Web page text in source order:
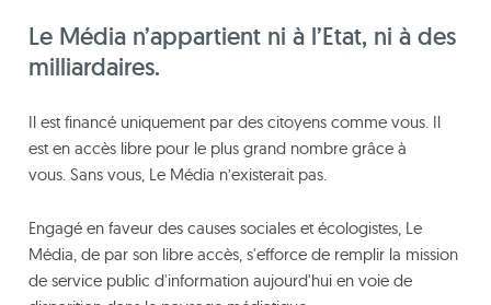
Le Média n’appartient ni à l’Etat, ni à des
milliardaires.
Il est financé uniquement par des citoyens comme vous. Il
est en accès libre pour le plus grand nombre grâce à
vous. Sans vous, Le Média n’existerait pas.
Engagé en faveur des causes sociales et écologistes, Le
Média, de par son libre accès, s'efforce de remplir la mission
de service public d'information aujourd'hui en voie de